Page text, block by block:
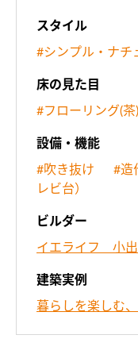
スタイル
#シンプル・ナチ
床の見た目
#フローリング(茶)
設備・機能
#吹き抜け #造
レビ台）
ビルダー
イエライフ 小出
建築実例
暮らしを楽しむ